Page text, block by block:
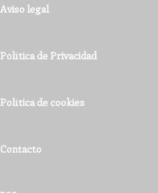
Aviso legal
Política de Privacidad
Política de cookies
Contacto